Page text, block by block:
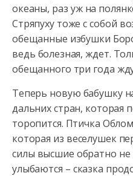
океаны, раз уж на
Стряпуху тоже с собой
обещанные избушки
ведь болезная, ждет.
обещанного три года
Теперь новую бабушку
дальних стран, которая
торопится. Птичка
которая из веселушек
силы высшие обратно не
улыбаются – сказка